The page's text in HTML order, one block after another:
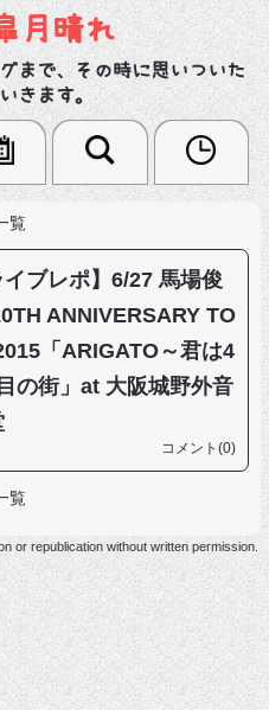
月晴れ
まで、その時に思いついた
きます。
覧
イブレポ】6/27 馬場俊
ANNIVERSARY TO
「ARIGATO～君は4
の街」at 大阪城野外音
コメント(0)
覧
or republication without written permission.